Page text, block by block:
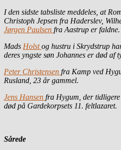
I den sidste tabsliste meddeles, at
Christoph Jepsen fra Haderslev,
Jørgen Paulsen fra Aastrup er faldne.
Mads Holstog hustru i Skrydstrup
deres yngste søn Johannes er død af
Peter Christensen fra Kamp ved
Rusland, 23 år gammel.
Jens Hansen fra Hygum, der
død på Gardekorpsets 11. feltlazaret.
Sårede